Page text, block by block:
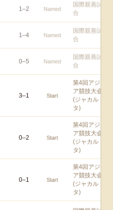
1–2 Named
国際親善試
合
1–4 Named
国際親善試
合
0–5 Named
国際親善試
合
3–1 Start
第4回アジ
ア競技大会
(ジャカル
タ)
0–2 Start
第4回アジ
ア競技大会
(ジャカル
タ)
0–1 Start
第4回アジ
ア競技大会
(ジャカル
タ)